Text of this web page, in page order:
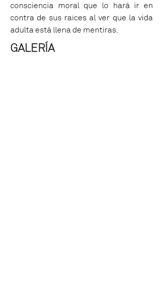
consciencia moral que lo hará ir en
contra de sus raíces al ver que la vida
adulta está llena de mentiras.
GALERÍA